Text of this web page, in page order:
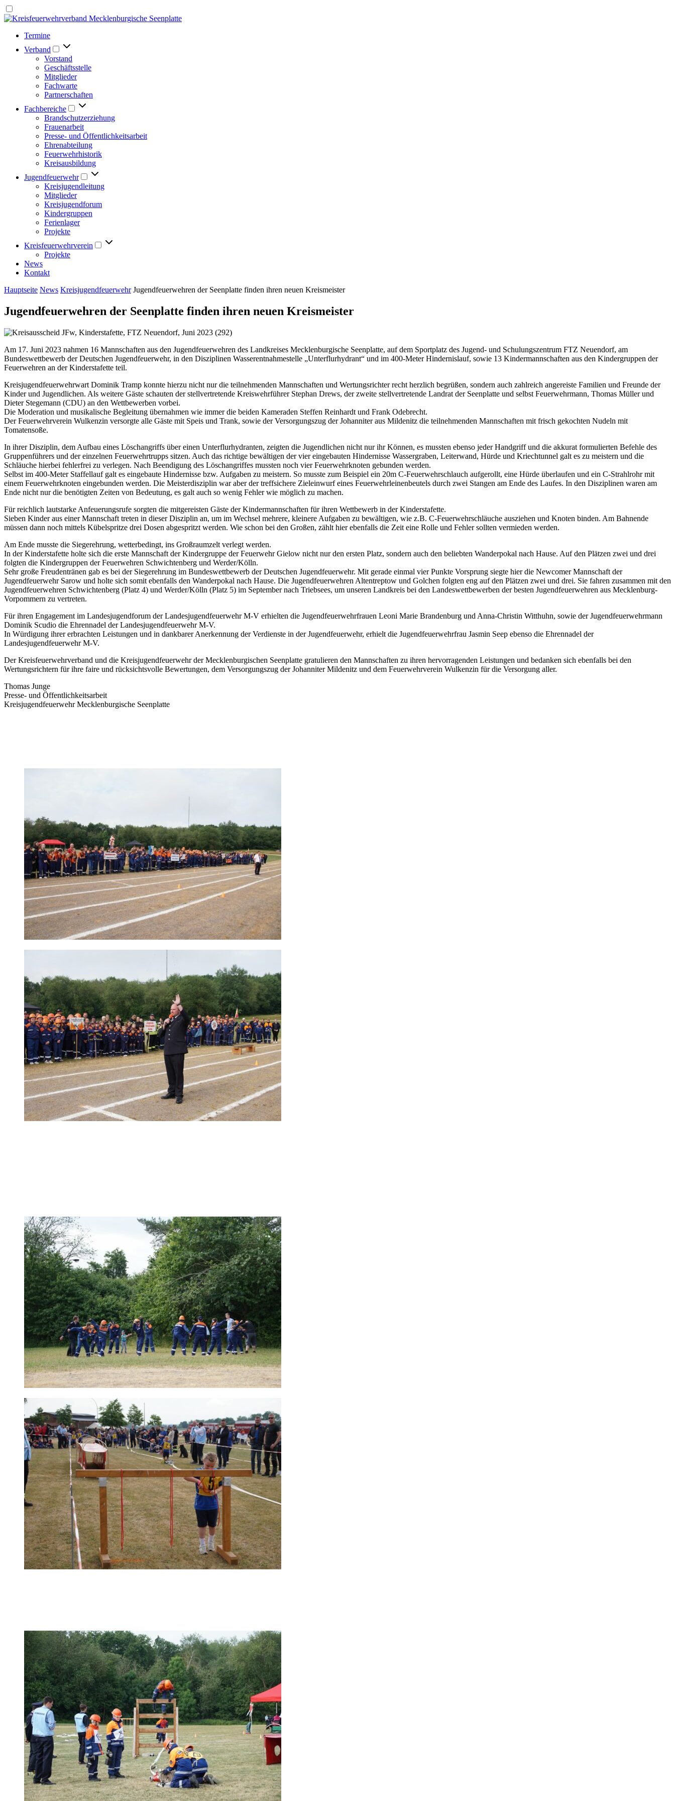
Termine
Verband
Vorstand
Geschäftsstelle
Mitglieder
Fachwarte
Partnerschaften
Fachbereiche
Brandschutzerziehung
Frauenarbeit
Presse- und Öffentlichkeitsarbeit
Ehrenabteilung
Feuerwehrhistorik
Kreisausbildung
Jugendfeuerwehr
Kreisjugendleitung
Mitglieder
Kreisjugendforum
Kindergruppen
Ferienlager
Projekte
Kreisfeuerwehrverein
Projekte
News
Kontakt
Hauptseite News Kreisjugendfeuerwehr Jugendfeuerwehren der Seenplatte finden ihren neuen Kreismeister
Jugendfeuerwehren der Seenplatte finden ihren neuen Kreismeister
Am 17. Juni 2023 nahmen 16 Mannschaften aus den Jugendfeuerwehren des Landkreises Mecklenburgische Seenplatte, auf dem Sportplatz des Jugend- und Schulungszentrum FTZ Neuendorf, am
Bundeswettbewerb der Deutschen Jugendfeuerwehr, in den Disziplinen Wasserentnahmestelle „Unterflurhydrant“ und im 400-Meter Hindernislauf, sowie 13 Kindermannschaften aus den Kindergruppen der
Feuerwehren an der Kinderstafette teil.
Kreisjugendfeuerwehrwart Dominik Tramp konnte hierzu nicht nur die teilnehmenden Mannschaften und Wertungsrichter recht herzlich begrüßen, sondern auch zahlreich angereiste Familien und Freunde der
Kinder und Jugendlichen. Als weitere Gäste schauten der stellvertretende Kreiswehrführer Stephan Drews, der zweite stellvertretende Landrat der Seenplatte und selbst Feuerwehrmann, Thomas Müller und
Dieter Stegemann (CDU) an den Wettbewerben vorbei.
Die Moderation und musikalische Begleitung übernahmen wie immer die beiden Kameraden Steffen Reinhardt und Frank Odebrecht.
Der Feuerwehrverein Wulkenzin versorgte alle Gäste mit Speis und Trank, sowie der Versorgungszug der Johanniter aus Mildenitz die teilnehmenden Mannschaften mit frisch gekochten Nudeln mit
Tomatensoße.
In ihrer Disziplin, dem Aufbau eines Löschangriffs über einen Unterflurhydranten, zeigten die Jugendlichen nicht nur ihr Können, es mussten ebenso jeder Handgriff und die akkurat formulierten Befehle des
Gruppenführers und der einzelnen Feuerwehrtrupps sitzen. Auch das richtige bewältigen der vier eingebauten Hindernisse Wassergraben, Leiterwand, Hürde und Kriechtunnel galt es zu meistern und die
Schläuche hierbei fehlerfrei zu verlegen. Nach Beendigung des Löschangriffes mussten noch vier Feuerwehrknoten gebunden werden.
Selbst im 400-Meter Staffellauf galt es eingebaute Hindernisse bzw. Aufgaben zu meistern. So musste zum Beispiel ein 20m C-Feuerwehrschlauch aufgerollt, eine Hürde überlaufen und ein C-Strahlrohr mit
einem Feuerwehrknoten eingebunden werden. Die Meisterdisziplin war aber der treffsichere Zieleinwurf eines Feuerwehrleinenbeutels durch zwei Stangen am Ende des Laufes. In den Disziplinen waren am
Ende nicht nur die benötigten Zeiten von Bedeutung, es galt auch so wenig Fehler wie möglich zu machen.
Für reichlich lautstarke Anfeuerungsrufe sorgten die mitgereisten Gäste der Kindermannschaften für ihren Wettbewerb in der Kinderstafette.
Sieben Kinder aus einer Mannschaft treten in dieser Disziplin an, um im Wechsel mehrere, kleinere Aufgaben zu bewältigen, wie z.B. C-Feuerwehrschläuche ausziehen und Knoten binden. Am Bahnende
müssen dann noch mittels Kübelspritze drei Dosen abgespritzt werden. Wie schon bei den Großen, zählt hier ebenfalls die Zeit eine Rolle und Fehler sollten vermieden werden.
Am Ende musste die Siegerehrung, wetterbedingt, ins Großraumzelt verlegt werden.
In der Kinderstafette holte sich die erste Mannschaft der Kindergruppe der Feuerwehr Gielow nicht nur den ersten Platz, sondern auch den beliebten Wanderpokal nach Hause. Auf den Plätzen zwei und drei
folgten die Kindergruppen der Feuerwehren Schwichtenberg und Werder/Kölln.
Sehr große Freudentränen gab es bei der Siegerehrung im Bundeswettbewerb der Deutschen Jugendfeuerwehr. Mit gerade einmal vier Punkte Vorsprung siegte hier die Newcomer Mannschaft der
Jugendfeuerwehr Sarow und holte sich somit ebenfalls den Wanderpokal nach Hause. Die Jugendfeuerwehren Altentreptow und Golchen folgten eng auf den Plätzen zwei und drei. Sie fahren zusammen mit den
Jugendfeuerwehren Schwichtenberg (Platz 4) und Werder/Kölln (Platz 5) im September nach Triebsees, um unseren Landkreis bei den Landeswettbewerben der besten Jugendfeuerwehren aus Mecklenburg-
Vorpommern zu vertreten.
Für ihren Engagement im Landesjugendforum der Landesjugendfeuerwehr M-V erhielten die Jugendfeuerwehrfrauen Leoni Marie Brandenburg und Anna-Christin Witthuhn, sowie der Jugendfeuerwehrmann
Dominik Scudio die Ehrennadel der Landesjugendfeuerwehr M-V.
In Würdigung ihrer erbrachten Leistungen und in dankbarer Anerkennung der Verdienste in der Jugendfeuerwehr, erhielt die Jugendfeuerwehrfrau Jasmin Seep ebenso die Ehrennadel der
Landesjugendfeuerwehr M-V.
Der Kreisfeuerwehrverband und die Kreisjugendfeuerwehr der Mecklenburgischen Seenplatte gratulieren den Mannschaften zu ihren hervorragenden Leistungen und bedanken sich ebenfalls bei den
Wertungsrichtern für ihre faire und rücksichtsvolle Bewertungen, dem Versorgungszug der Johanniter Mildenitz und dem Feuerwehrverein Wulkenzin für die Versorgung aller.
Thomas Junge
Presse- und Öffentlichkeitsarbeit
Kreisjugendfeuerwehr Mecklenburgische Seenplatte